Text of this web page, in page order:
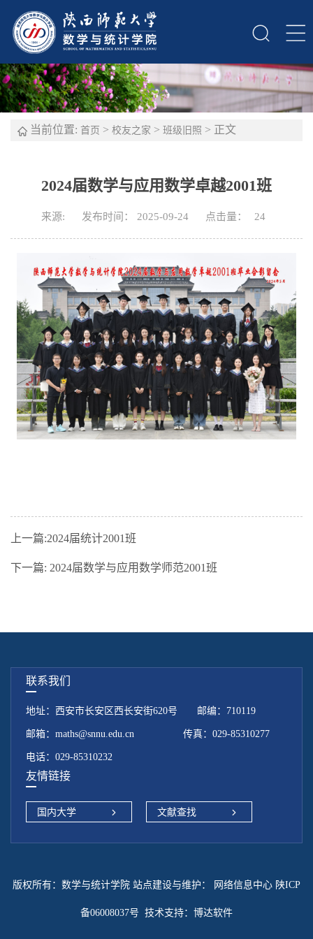
当前位置: 首页 > 校友之家 > 班级旧照 > 正文
2024届数学与应用数学卓越2001班
来源: 发布时间： 2025-09-24 点击量： 24
上一篇:2024届统计2001班
下一篇: 2024届数学与应用数学师范2001班
联系我们
地址：西安市长安区西长安街620号 邮编：710119
邮箱：maths@snnu.edu.cn 传真：029-85310277
电话：029-85310232
友情链接
国内大学 文献查找
版权所有：数学与统计学院 站点建设与维护： 网络信息中心 陕ICP
备06008037号 技术支持： 博达软件